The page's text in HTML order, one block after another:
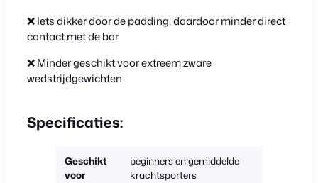
❌ Iets dikker door de padding, daardoor minder direct
contact met de bar
❌Minder geschikt voor extreem zware
wedstrijdgewichten
Specificaties:
Geschikt
voor
beginners en gemiddelde
krachtsporters